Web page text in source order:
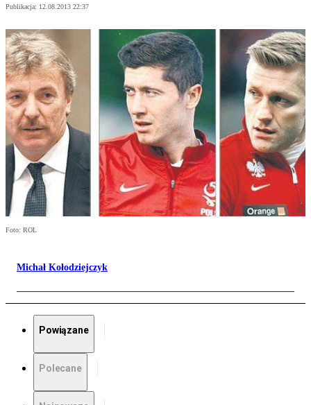
Publikacja: 12.08.2013 22:37
Foto: ROL
Michał Kołodziejczyk
Powiązane
Polecane